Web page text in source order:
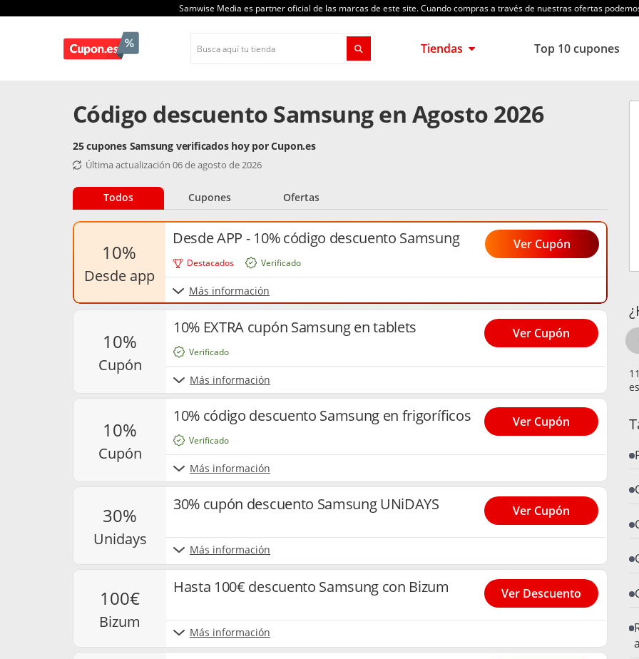
Samwise Media es partner oficial de las marcas de este site. Cuando compras a través de nuestras ofertas
Tiendas Top 10 cupones
Código descuento Samsung en Agosto 2026
25 cupones Samsung verificados hoy por Cupon.es
Última actualización 06 de agosto de 2026
Todos Cupones Ofertas
Destacados
10%
desde app
Desde APP - 10% código descuento Samsung
Más información
Verificado
Ver Cupón
10%
cupón
10% EXTRA cupón Samsung en tablets
Más información
Verificado
Ver Cupón
10%
cupón
10% código descuento Samsung en frigoríficos
Más información
Verificado
Ver Cupón
30%
unidays
30% cupón descuento Samsung UNiDAYS
Más información
Ver Cupón
100€
bizum
Hasta 100€ descuento Samsung con Bizum
Más información
Ver Descuento